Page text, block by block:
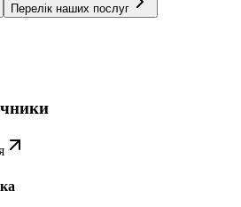
Перелік наших послуг